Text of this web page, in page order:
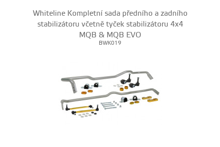
Whiteline Kompletní sada předního a zadního
stabilizátoru včetně tyček stabilizátoru 4x4
MQB & MQB EVO
BWK019